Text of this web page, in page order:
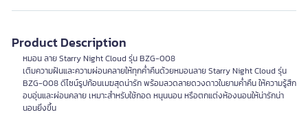
Product Description
หมอน ลาย Starry Night Cloud รุ่น BZG-008
เติมความฝันและความผ่อนคลายให้ทุกค่ำคืนด้วยหมอนลาย Starry Night Cloud รุ่น
BZG-008 ดีไซน์รูปก้อนเมฆสุดน่ารัก พร้อมลวดลายดวงดาวในยามค่ำคืน ให้ความรู้สึก
อบอุ่นและผ่อนคลาย เหมาะสำหรับใช้กอด หนุนนอน หรือตกแต่งห้องนอนให้น่ารักน่า
นอนยิ่งขึ้น